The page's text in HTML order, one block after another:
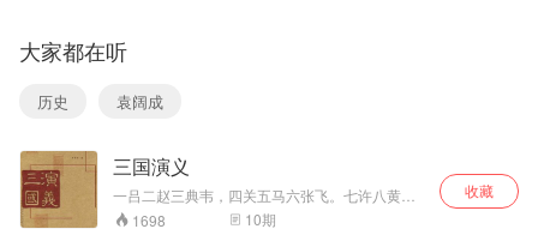
固守着自己的生活
方式，被时代所抛
得罪了人被私扣
爷。为了救出儿
子，他与老哥们儿
们狠狠地教训了他
们。 演播：罗
兵
周瑜、关羽、张飞
等众多的人物。表
现出鲜明的拥刘反
大家都在听
历史 袁阔成
三国演义
一吕二赵三典韦，四关五马六张飞。七许八黄九
姜维。这是毛宗岗先生的武将排序。欲知准确与
否？请听本部评书。
1698 10期
收藏